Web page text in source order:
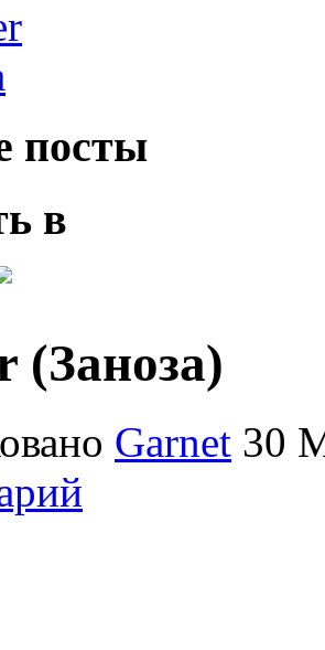
посты
в
(Заноза)
Garnet 30